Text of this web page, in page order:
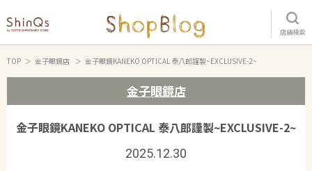
店舗検索
TOP 金子眼鏡店 金子眼鏡KANEKO OPTICAL 泰八郎謹製~EXCLUSIVE-2~
金子眼鏡店
金子眼鏡KANEKO OPTICAL 泰八郎謹製~EXCLUSIVE-2~
2025.12.30